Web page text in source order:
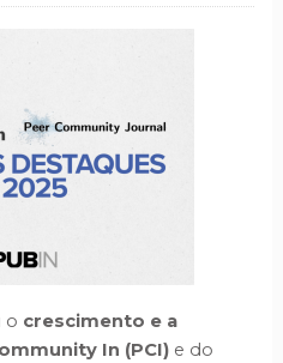
o crescimento e a
In (PCI)e do